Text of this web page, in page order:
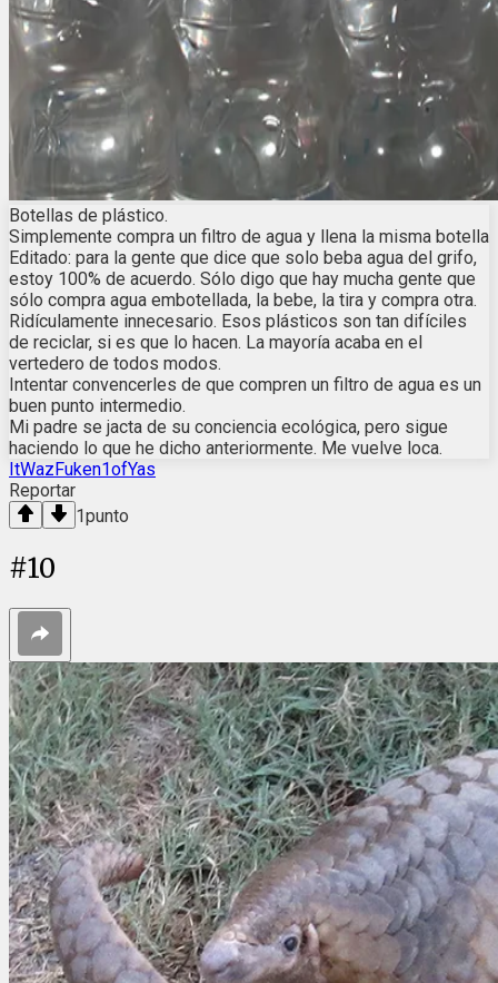
Botellas de plástico.
Simplemente compra un filtro de agua y llena la misma botella
Editado: para la gente que dice que solo beba agua del grifo,
estoy 100% de acuerdo. Sólo digo que hay mucha gente que
sólo compra agua embotellada, la bebe, la tira y compra otra.
Ridículamente innecesario. Esos plásticos son tan difíciles
de reciclar, si es que lo hacen. La mayoría acaba en el
vertedero de todos modos.
Intentar convencerles de que compren un filtro de agua es un
buen punto intermedio.
Mi padre se jacta de su conciencia ecológica, pero sigue
haciendo lo que he dicho anteriormente. Me vuelve loca.
ItWazFuken1ofYas
Reportar
1punto
#10